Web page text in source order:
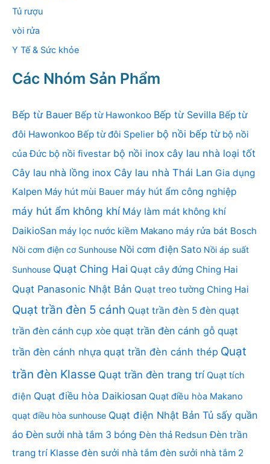
Tủ rượu
vòi rửa
Y Tế & Sức khỏe
Các Nhóm Sản Phẩm
Bếp từ Bauer Bếp từ Hawonkoo Bếp từ Sevilla Bếp từ
đôi Hawonkoo Bếp từ đôi Spelier bộ nồi bếp từ bộ nồi
của Đức bộ nồi fivestar bộ nồi inox cây lau nhà loại tốt
Cây lau nhà lồng inox Cây lau nhà Thái Lan Gia dụng
Kalpen Máy hút mùi Bauer máy hút ẩm công nghiệp
máy hút ẩm không khí Máy làm mát không khí
DaikioSan máy lọc nước kiềm Makano máy rửa bát Bosch
Nồi cơm điện cơ Sunhouse Nồi cơm điện Sato Nồi áp suất
Sunhouse Quạt Ching Hai Quạt cây đứng Ching Hai
Quạt Panasonic Nhật Bản Quạt treo tường Ching Hai
Quạt trần đèn 5 cánh Quạt trần đèn 5 đèn quạt
trần đèn cánh cụp xòe quạt trần đèn cánh gỗ quạt
trần đèn cánh nhựa quạt trần đèn cánh thép Quạt
trần đèn Klasse Quạt trần đèn trang trí Quạt tích
điện Quạt điều hòa Daikiosan Quạt điều hòa Makano
quạt điều hòa sunhouse Quạt điện Nhật Bản Tủ sấy quần
áo Đèn sưởi nhà tắm 3 bóng Đèn thả Redsun Đèn trần
trang trí Klasse đèn sưởi nhà tắm đèn sưởi nhà tắm 2